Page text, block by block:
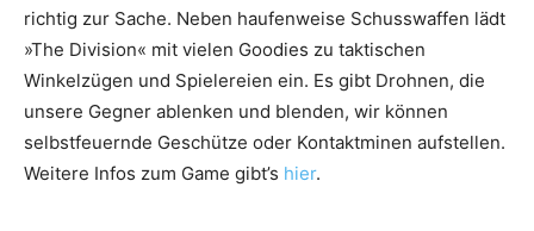
richtig zur Sache. Neben haufenweise Schusswaffen lädt
»The Division« mit vielen Goodies zu taktischen
Winkelzügen und Spielereien ein. Es gibt Drohnen, die
unsere Gegner ablenken und blenden, wir können
selbstfeuernde Geschütze oder Kontaktminen aufstellen.
Weitere Infos zum Game gibt’s hier.